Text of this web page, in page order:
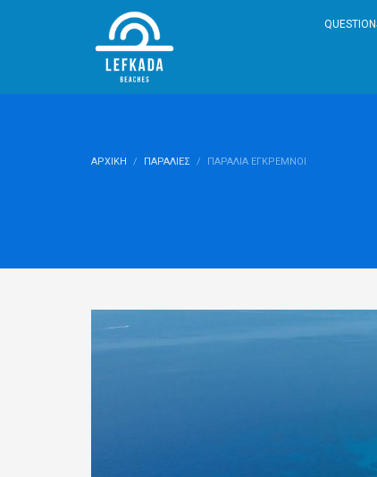
ΑΡΧΙΚΉ ΠΑΡΑΛΊΕΣ ΠΑΡΑΛΊΑ ΕΓΚΡΕΜΝΟΊ